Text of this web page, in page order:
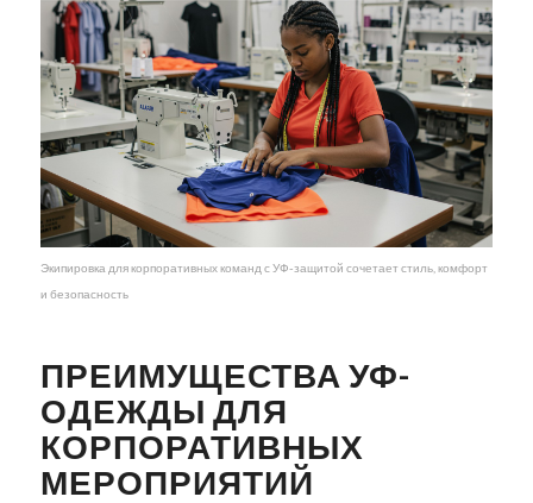
Экипировка для корпоративных команд с УФ-защитой сочетает стиль, комфорт
и безопасность
ПРЕИМУЩЕСТВА УФ-
ОДЕЖДЫ ДЛЯ
КОРПОРАТИВНЫХ
МЕРОПРИЯТИЙ